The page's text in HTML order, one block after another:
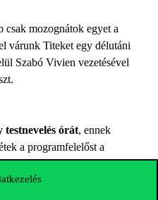
csak mozognátok egyet a
várunk Titeket egy délutáni
Szabó Vivien vezetésével
órát, ennek
a programfelelőst a